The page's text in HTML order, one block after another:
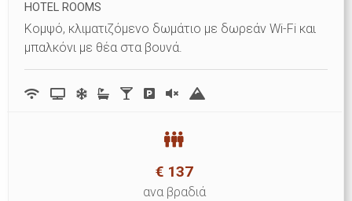
HOTEL ROOMS
Κομψό, κλιματιζόμενο δωμάτιο με δωρεάν Wi-Fi και
μπαλκόνι με θέα στα βουνά.
€ 137
ανα βραδιά